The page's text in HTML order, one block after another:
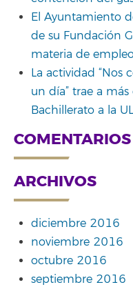
El Ayuntamiento
de su Fundación
materia de
La actividad “Nos
un día” trae a
Bachillerato a la
ARCHIVOS
diciembre 2016
noviembre 2016
octubre 2016
septiembre 2016